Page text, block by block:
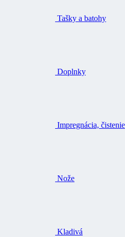
Tašky a batohy
Doplnky
Impregnácia, čistenie
Nože
Kladivá